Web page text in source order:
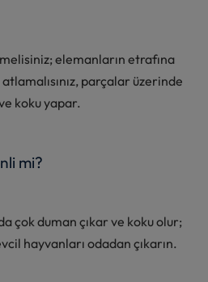
elemanların etrafına
atlamalısınız, parçalar üzerinde
koku yapar.
mi?
çok duman çıkar ve koku olur;
hayvanları odadan çıkarın.